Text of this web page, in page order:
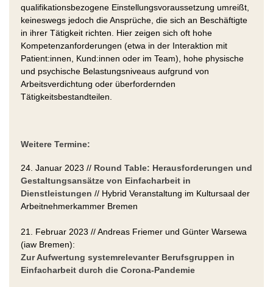
qualifikationsbezogene Einstellungsvoraussetzung umreißt,
keineswegs jedoch die Ansprüche, die sich an Beschäftigte
in ihrer Tätigkeit richten. Hier zeigen sich oft hohe
Kompetenzanforderungen (etwa in der Interaktion mit
Patient:innen, Kund:innen oder im Team), hohe physische
und psychische Belastungsniveaus aufgrund von
Arbeitsverdichtung oder überfordernden
Tätigkeitsbestandteilen.
Weitere Termine:
24. Januar 2023 // Round Table: Herausforderungen und
Gestaltungsansätze von Einfacharbeit in
Dienstleistungen // Hybrid Veranstaltung im Kultursaal der
Arbeitnehmerkammer Bremen
21. Februar 2023 // Andreas Friemer und Günter Warsewa
(iaw Bremen):
Zur Aufwertung systemrelevanter Berufsgruppen in
Einfacharbeit durch die Corona-Pandemie